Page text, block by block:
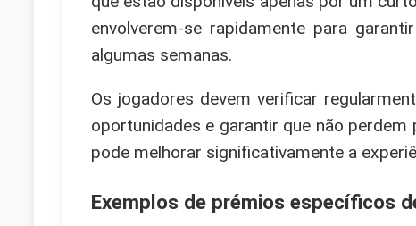
envolverem-se rapidamente para
algumas semanas.
Os jogadores devem verificar
oportunidades e garantir que não
pode melhorar significativamente a
Exemplos de prémios específicos